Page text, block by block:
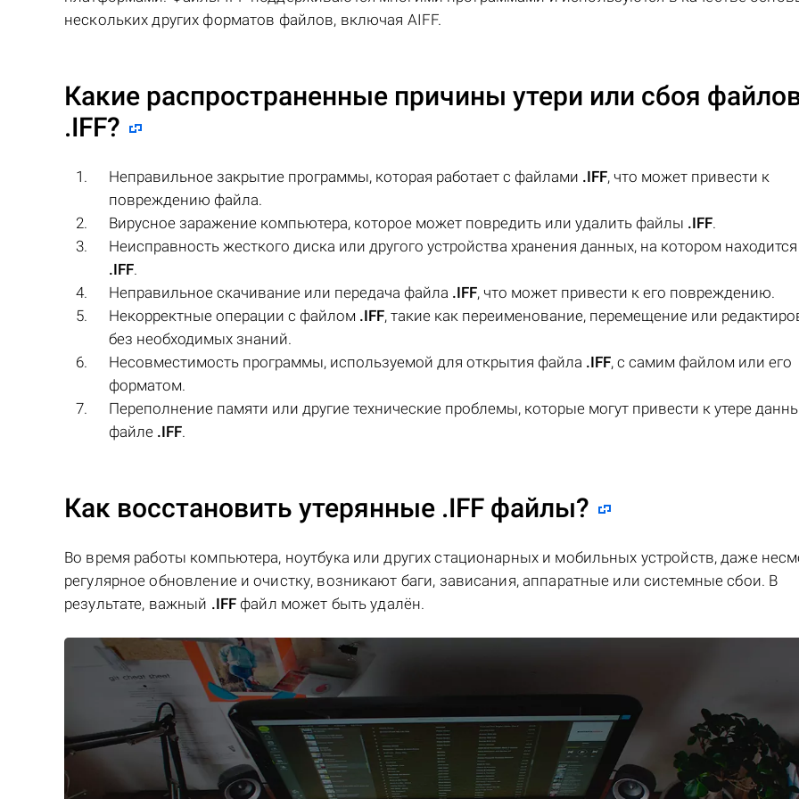
нескольких других форматов файлов, включая AIFF.
Какие распространенные причины утери или сбоя
.IFF?
Неправильное закрытие программы, которая работает с файлами .IFF, что может привести к
повреждению файла.
Вирусное заражение компьютера, которое может повредить или удалить файлы .IFF.
Неисправность жесткого диска или другого устройства хранения данных, на котором
.IFF.
Неправильное скачивание или передача файла .IFF, что может привести к его повреждению.
Некорректные операции с файлом .IFF, такие как переименование, перемещение или
без необходимых знаний.
Несовместимость программы, используемой для открытия файла .IFF, с самим файлом или его
форматом.
Переполнение памяти или другие технические проблемы, которые могут привести к утере
файле .IFF.
Как восстановить утерянные .IFF файлы?
Во время работы компьютера, ноутбука или других стационарных и мобильных устройств, даже
регулярное обновление и очистку, возникают баги, зависания, аппаратные или системные сбои. В
результате, важный .IFF файл может быть удалён.